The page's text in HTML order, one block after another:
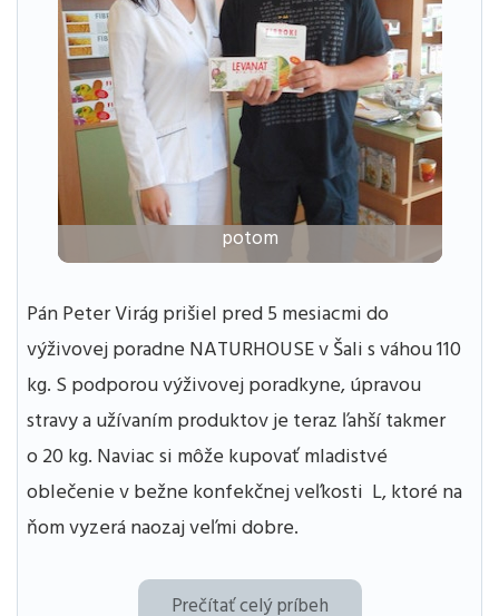
potom
Pán Peter Virág prišiel pred 5 mesiacmi do
výživovej poradne NATURHOUSE v Šali s váhou 110
kg. S podporou výživovej poradkyne, úpravou
stravy a užívaním produktov je teraz ľahší takmer
o 20 kg. Naviac si môže kupovať mladistvé
oblečenie v bežne konfekčnej veľkosti L, ktoré na
ňom vyzerá naozaj veľmi dobre.
Prečítať celý príbeh